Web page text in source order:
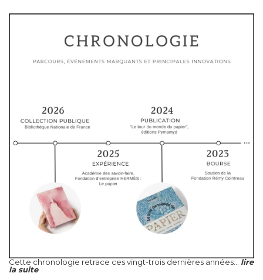
Cette chronologie retrace ces vingt-trois dernières années... lire
la suite